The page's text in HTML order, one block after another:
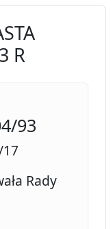
R
93
Rady